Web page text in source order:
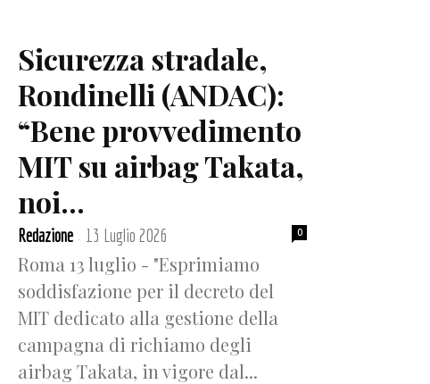
Sicurezza stradale,
Rondinelli (ANDAC):
“Bene provvedimento
MIT su airbag Takata,
noi...
Redazione - 13 Luglio 2026 0
Roma 13 luglio - "Esprimiamo
soddisfazione per il decreto del
MIT dedicato alla gestione della
campagna di richiamo degli
airbag Takata, in vigore dal...